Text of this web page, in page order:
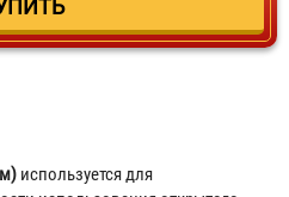
используется для